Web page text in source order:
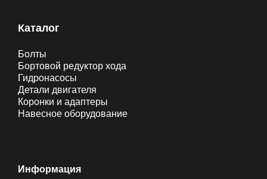
Каталог
Болты
Бортовой редуктор хода
Гидронасосы
Детали двигателя
Коронки и адаптеры
Навесное оборудование
Информация